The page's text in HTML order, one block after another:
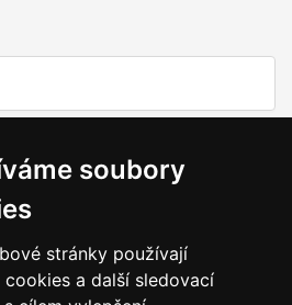
soubory
stránky používají
cookies a další sledovací